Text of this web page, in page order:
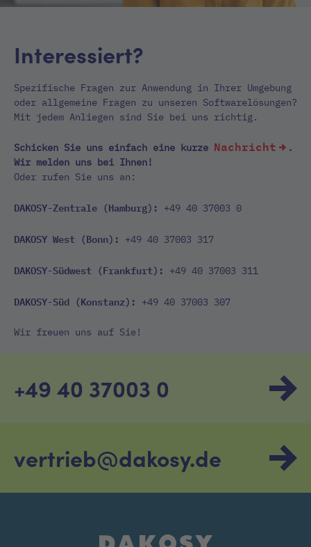
Interessiert?
Spezifische Fragen zur Anwendung in Ihrer Umgebung
oder allgemeine Fragen zu unseren Softwarelösungen?
Mit jedem Anliegen sind Sie bei uns richtig.
Schicken Sie uns einfach eine kurze Nachricht
.
Wir melden uns bei Ihnen!
Oder rufen Sie uns an:
DAKOSY-Zentrale (Hamburg): +49 40 37003 0
DAKOSY West (Bonn): +49 40 37003 317
DAKOSY-Südwest (Frankfurt): +49 40 37003 311
DAKOSY-Süd (Konstanz): +49 40 37003 307
Wir freuen uns auf Sie!
+49 40 37003 0
vertrieb@dakosy.de